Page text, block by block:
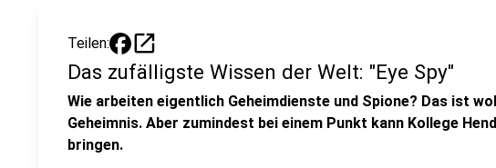
Teilen: open_in_new
Das zufälligste Wissen der Welt: "Eye Spy"
Wie arbeiten eigentlich Geheimdienste und Spione? Das ist
Geheimnis. Aber zumindest bei einem Punkt kann Kollege
bringen.